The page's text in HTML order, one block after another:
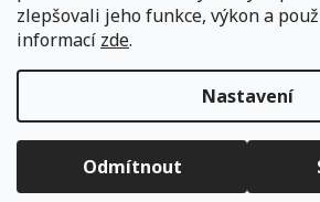
zlepšovali jeho funkce, výkon a
informací zde.
Nastavení
Odmítnout
Vytvořil
Copyright 2026LUMATEC.store.
Upravit nastavení